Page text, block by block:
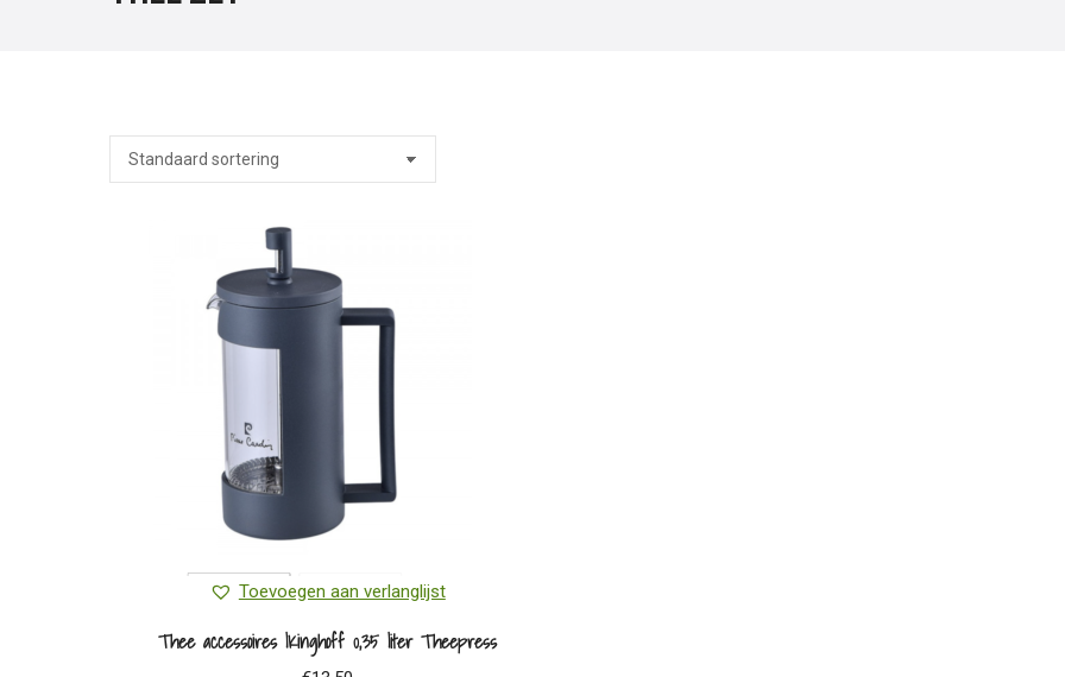
Toevoegen aan verlanglijst
Thee accessoires |Kinghoff 0,35 liter Theepress